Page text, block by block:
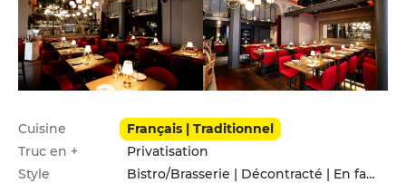
Infos pratiques
Cuisine
Français | Traditionnel
Truc en +
Privatisation
Style
Bistro/Brasserie | Décontracté | En famille | Entre amis